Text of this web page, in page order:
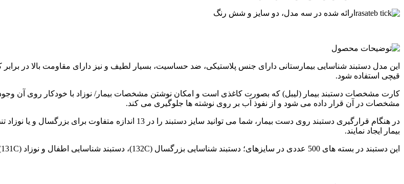
ارائه شده در سه مدل، دو سایز و شش رنگ
این مدل دستبند شناسایی بیمارستانی دارای جنس پلاستیکی، ضد حساسیت، بسیار لطیف و نیز دارای مقاومت بالا در
قیچی استفاده شود.
کارت مشخصات دستبند بیمار (لیبل) که بصورت کاغذی است و امکان نوشتن مشخصات بیمار/ نوزاد با خودکار روی آن
مشخصات در آن قرار داده می شود و از نفوذ آب بر روی نوشته ها جلوگیری می کند.
در هنگام قرارگیری دستبند روی دست بیمار، شما می توانید سایز
بیمار ایجاد نمایند.
این دستبند در بسته های 500 عددی در سایزهای؛ دستبند شناسایی بزرگسال (132C)، دستبند شناسایی اطفال و نوزاد (131C) و نیزدستبند مشخصات مادر و نوزاد (133C) در رنگ های متفاوت ارائه می شود.